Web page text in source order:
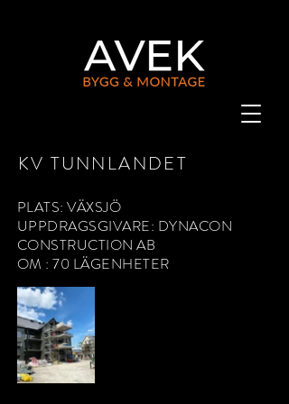
KV TUNNLANDET
PLATS: VÄXSJÖ
UPPDRAGSGIVARE: DYNACON
CONSTRUCTION AB
OM : 70 LÄGENHETER